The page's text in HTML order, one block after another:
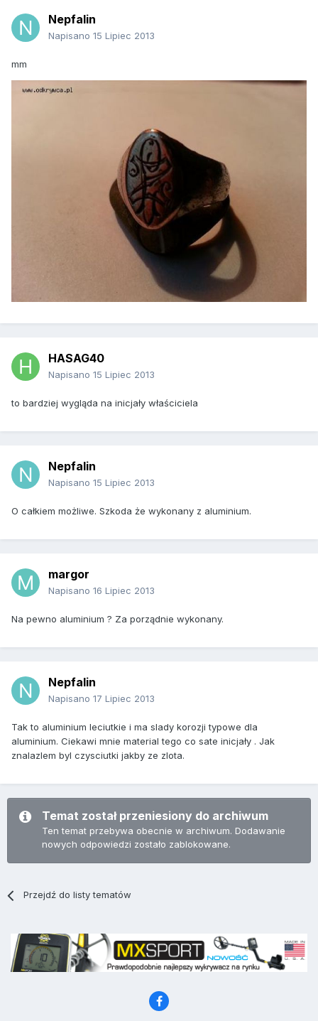
Nepfalin
Napisano 15 Lipiec 2013
mm
HASAG40
Napisano 15 Lipiec 2013
to bardziej wygląda na inicjały właściciela
Nepfalin
Napisano 15 Lipiec 2013
O całkiem możliwe. Szkoda że wykonany z aluminium.
margor
Napisano 16 Lipiec 2013
Na pewno aluminium ? Za porządnie wykonany.
Nepfalin
Napisano 17 Lipiec 2013
Tak to aluminium leciutkie i ma slady korozji typowe dla
aluminium. Ciekawi mnie material tego co sate inicjały . Jak
znalazlem byl czysciutki jakby ze zlota.
Temat został przeniesiony do archiwum
Ten temat przebywa obecnie w archiwum. Dodawanie
nowych odpowiedzi zostało zablokowane.
Przejdź do listy tematów